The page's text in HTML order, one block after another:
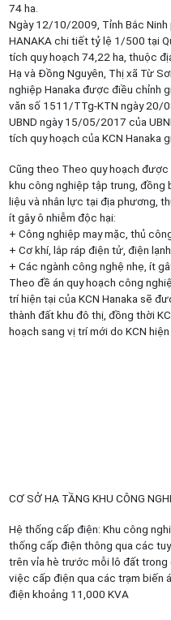
74 ha.
Ngày 12/10/2009, Tỉnh Bắc
HANAKA chi tiết tỷ lệ 1/500 tại
tích quy hoạch 74,22 ha, thuộc
Hạ và Đồng Nguyên, Thị xã Từ
nghiệp Hanaka được điều chỉnh
văn số 1511/TTg-KTN ngày 20/
UBND ngày 15/05/2017 của
tích quy hoạch của KCN Hanaka
Cũng theo Theo quy hoạch được
khu công nghiệp tập trung, đồng
liệu và nhân lực tại địa phương,
ít gây ô nhiễm độc hại:
+ Công nghiệp may mặc, thủ
+ Cơ khí, lắp ráp điện tử, điện lạnh
+ Các ngành công nghệ nhẹ, ít
Theo đề án quy hoạch công
trí hiện tại của KCN Hanaka sẽ
thành đất khu đô thị, đồng thời
hoạch sang vị trí mới do KCN
CƠ SỞ HẠ TẦNG KHU CÔNG
Hệ thống cấp điện: Khu công
thống cấp điện thông qua các
trên vỉa hè trước mỗi lô đất
việc cấp điện qua các trạm biến
điện khoảng 11,000 KVA